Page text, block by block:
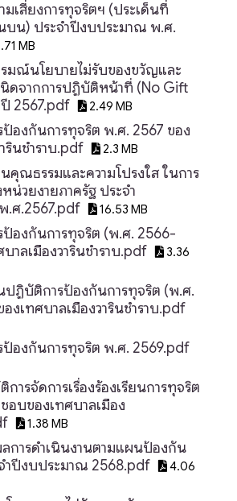
มเสี่ยงการทุจริตฯ (ประเด็นที่
บน) ประจำปีงบประมาณ พ.ศ.
MB
รมณ์นโยบายไม่รับของขวัญและ
ดจากการปฏิบัติหน้าที่ (No Gift
2567.pdf
2.49 MB
องกันการทุจริต พ.ศ. 2567 ของ
รินชำราบ.pdf
2.3 MB
คุณธรรมและความโปรงใส ในการ
น่วยงายภาครัฐ ประจำ
.ศ.2567.pdf
16.53 MB
องกันการทุจริต (พ.ศ. 2566-
าลเมืองวารินชำราบ.pdf
3.36
ปฏิบัติการป้องกันการทุจริต (พ.ศ.
งเทศบาลเมืองวารินชำราบ.pdf
องกันการทุจริต พ.ศ. 2569.pdf
ารจัดการเรื่องร้องเรียนการทุจริต
อบของเทศบาลเมือง
1.38 MB
การดำเนินงานตามแผนป้องกัน
ำปีงบประมาณ 2568.pdf
4.06